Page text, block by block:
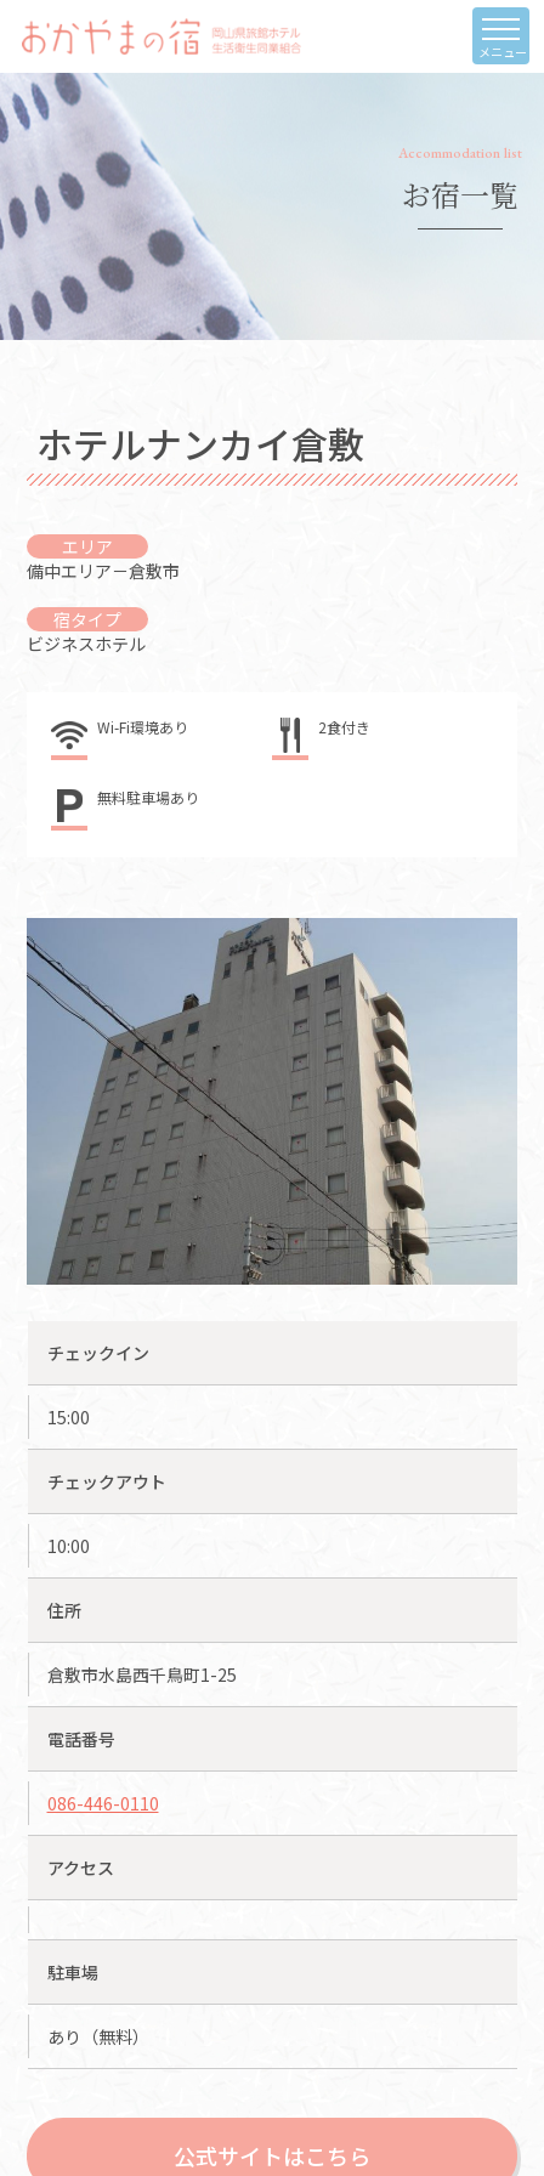
メニュー
Accommodation list
お宿一覧
ホテルナンカイ倉敷
エリア
備中エリア－倉敷市
宿タイプ
ビジネスホテル
Wi-Fi環境あり 2食付き
無料駐車場あり
チェックイン
15:00
チェックアウト
10:00
住所
倉敷市水島西千鳥町1-25
電話番号
086-446-0110
アクセス
駐車場
あり（無料）
公式サイトはこちら